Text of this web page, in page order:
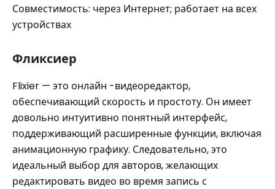
Совместимость: через Интернет; работает на всех
устройствах
Фликсиер
Flixier — это онлайн -видеоредактор,
обеспечивающий скорость и простоту. Он имеет
довольно интуитивно понятный интерфейс,
поддерживающий расширенные функции, включая
анимационную графику. Следовательно, это
идеальный выбор для авторов, желающих
редактировать видео во время запись с